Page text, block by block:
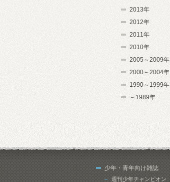
2013年
2012年
2011年
2010年
2005～2009年
2000～2004年
1990～1999年
～1989年
少年・青年向け雑誌
週刊少年チャンピオン